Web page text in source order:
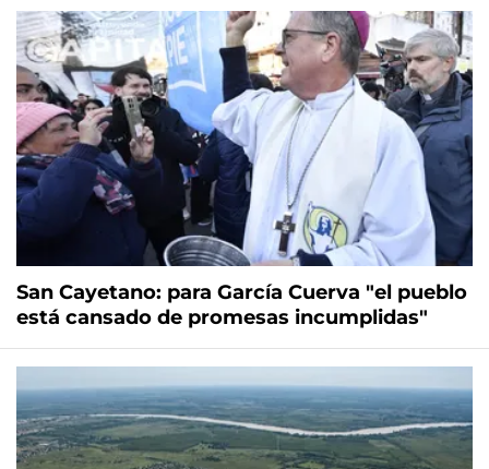
San Cayetano: para García Cuerva "el pueblo
está cansado de promesas incumplidas"